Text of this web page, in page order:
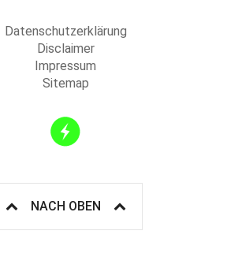
Datenschutzerklärung
Disclaimer
Impressum
Sitemap
NACH OBEN